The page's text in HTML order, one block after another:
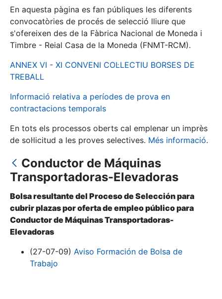
Mostra/Amaga
Mostra/Amaga
Mostra/Amaga
Mostra/Amaga
Mostra/Amaga
En aquesta pàgina es fan públiques les diferents
convocatòries de procés de selecció lliure que
s'ofereixen des de la Fàbrica Nacional de Moneda i
Timbre - Reial Casa de la Moneda (FNMT-RCM).
ANNEX VI - XI CONVENI COL·LECTIU BORSES DE
TREBALL
Informació relativa a períodes de prova en
contractacions temporals
En tots els processos oberts cal emplenar un imprès
de sol·licitud a les proves selectives. Més informació.
Conductor de Máquinas
Transportadoras-Elevadoras
Bolsa resultante del Proceso de Selección para
cubrir plazas por oferta de empleo público para
Conductor de Máquinas Transportadoras-
Elevadoras
(27-07-09) Aviso Formación de Bolsa de
Trabajo